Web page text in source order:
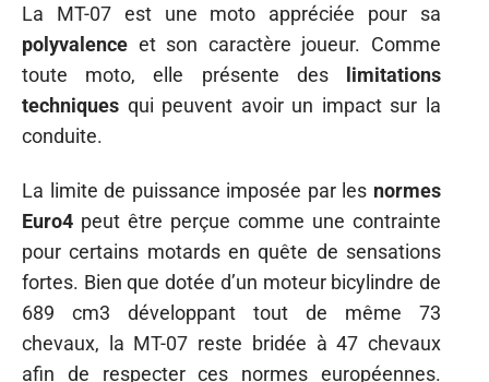
La MT-07 est une moto appréciée pour sa
polyvalence et son caractère joueur. Comme
toute moto, elle présente des limitations
techniques qui peuvent avoir un impact sur la
conduite.
La limite de puissance imposée par les normes
Euro4 peut être perçue comme une contrainte
pour certains motards en quête de sensations
fortes. Bien que dotée d’un moteur bicylindre de
689 cm3 développant tout de même 73
chevaux, la MT-07 reste bridée à 47 chevaux
afin de respecter ces normes européennes.